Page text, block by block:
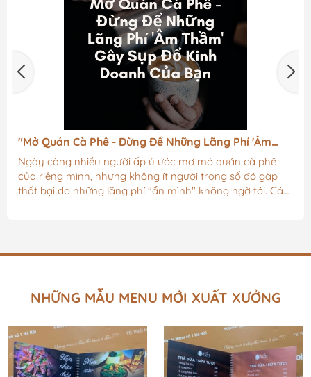
"Mở Quán Cà Phê - Đừng Để Những Lãng Phí 'Âm
Thầm' Gây Sụp Đổ "
Ngày càng nhiều người ấp ủ ước mơ mở quán cà phê
của riêng mình, nhưng không ít người trong số đó gặp
thất bại do những lãng phí "ẩn mình" không ngờ tới. Các
NHỮNG MẪU MENU MỚI XUẤT XƯỞNG